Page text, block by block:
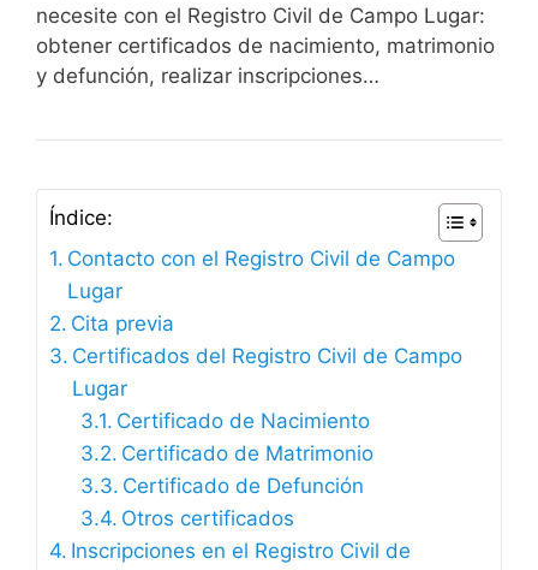
necesite con el Registro Civil de Campo Lugar:
obtener certificados de nacimiento, matrimonio
y defunción, realizar inscripciones…
Índice:
Contacto con el Registro Civil de Campo
Lugar
Cita previa
Certificados del Registro Civil de Campo
Lugar
Certificado de Nacimiento
Certificado de Matrimonio
Certificado de Defunción
Otros certificados
Inscripciones en el Registro Civil de